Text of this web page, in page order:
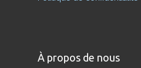
À propos de nous